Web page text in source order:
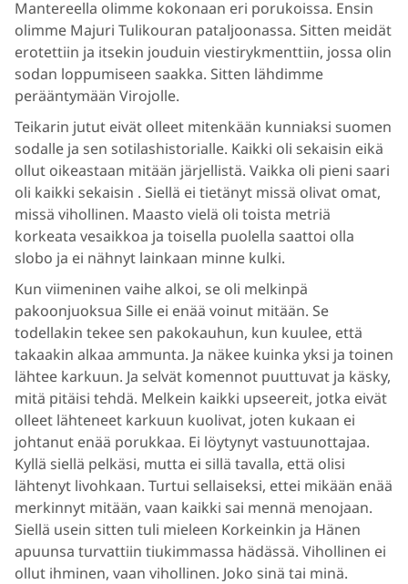
Mantereella olimme kokonaan eri porukoissa. Ensin
olimme Majuri Tulikouran pataljoonassa. Sitten meidät
erotettiin ja itsekin jouduin viestirykmenttiin, jossa olin
sodan loppumiseen saakka. Sitten lähdimme
perääntymään Virojolle.
Teikarin jutut eivät olleet mitenkään kunniaksi suomen
sodalle ja sen sotilashistorialle. Kaikki oli sekaisin eikä
ollut oikeastaan mitään järjellistä. Vaikka oli pieni saari
oli kaikki sekaisin . Siellä ei tietänyt missä olivat omat,
missä vihollinen. Maasto vielä oli toista metriä
korkeata vesaikkoa ja toisella puolella saattoi olla
slobo ja ei nähnyt lainkaan minne kulki.
Kun viimeninen vaihe alkoi, se oli melkinpä
pakoonjuoksua Sille ei enää voinut mitään. Se
todellakin tekee sen pakokauhun, kun kuulee, että
takaakin alkaa ammunta. Ja näkee kuinka yksi ja toinen
lähtee karkuun. Ja selvät komennot puuttuvat ja käsky,
mitä pitäisi tehdä. Melkein kaikki upseereit, jotka eivät
olleet lähteneet karkuun kuolivat, joten kukaan ei
johtanut enää porukkaa. Ei löytynyt vastuunottajaa.
Kyllä siellä pelkäsi, mutta ei sillä tavalla, että olisi
lähtenyt livohkaan. Turtui sellaiseksi, ettei mikään enää
merkinnyt mitään, vaan kaikki sai mennä menojaan.
Siellä usein sitten tuli mieleen Korkeinkin ja Hänen
apuunsa turvattiin tiukimmassa hädässä. Vihollinen ei
ollut ihminen, vaan vihollinen. Joko sinä tai minä.